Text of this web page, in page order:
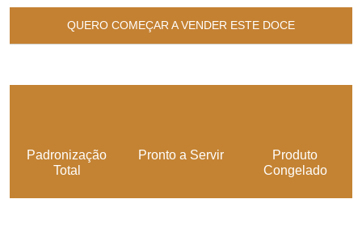
QUERO COMEÇAR A VENDER ESTE DOCE
Padronização
Total
Pronto a Servir
Produto
Congelado